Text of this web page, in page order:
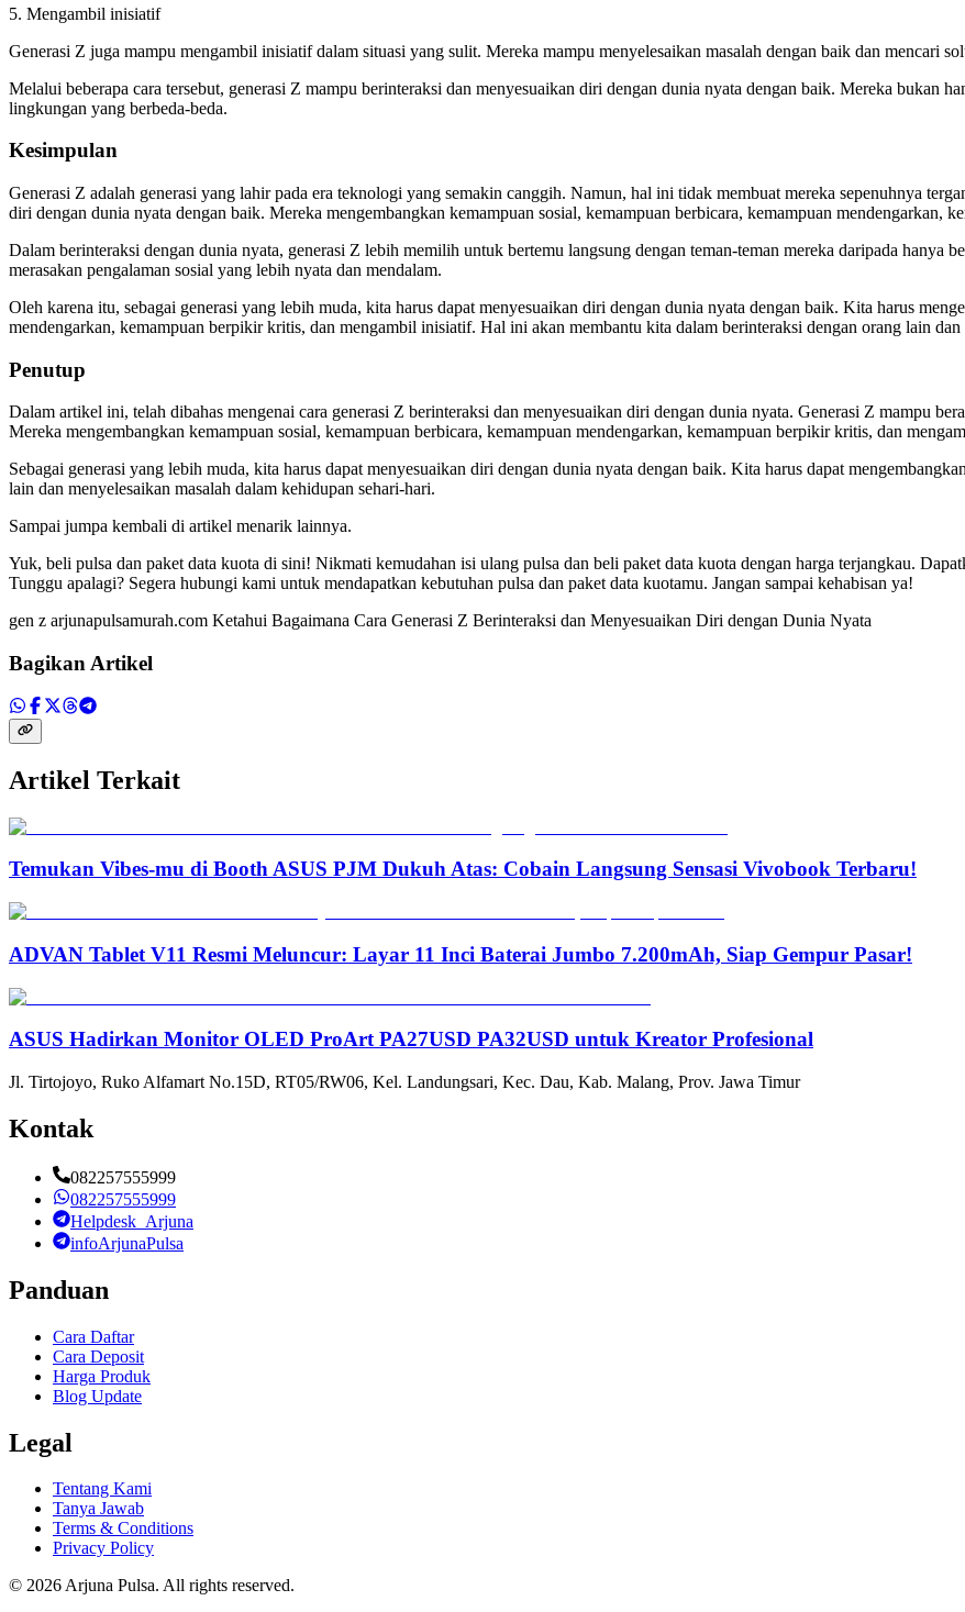
5. Mengambil inisiatif
Generasi Z juga mampu mengambil inisiatif dalam situasi yang sulit. Mereka mampu menyelesaikan masalah dengan baik dan mencari
Melalui beberapa cara tersebut, generasi Z mampu berinteraksi dan menyesuaikan diri dengan dunia nyata dengan baik. Mereka bukan
lingkungan yang berbeda-beda.
Kesimpulan
Generasi Z adalah generasi yang lahir pada era teknologi yang semakin canggih. Namun, hal ini tidak membuat mereka sepenuhnya
diri dengan dunia nyata dengan baik. Mereka mengembangkan kemampuan sosial, kemampuan berbicara, kemampuan mendengarkan,
Dalam berinteraksi dengan dunia nyata, generasi Z lebih memilih untuk bertemu langsung dengan teman-teman mereka daripada hanya
merasakan pengalaman sosial yang lebih nyata dan mendalam.
Oleh karena itu, sebagai generasi yang lebih muda, kita harus dapat menyesuaikan diri dengan dunia nyata dengan baik. Kita harus
mendengarkan, kemampuan berpikir kritis, dan mengambil inisiatif. Hal ini akan membantu kita dalam berinteraksi dengan orang lain
Penutup
Dalam artikel ini, telah dibahas mengenai cara generasi Z berinteraksi dan menyesuaikan diri dengan dunia nyata. Generasi Z mampu
Mereka mengembangkan kemampuan sosial, kemampuan berbicara, kemampuan mendengarkan, kemampuan berpikir kritis, dan
Sebagai generasi yang lebih muda, kita harus dapat menyesuaikan diri dengan dunia nyata dengan baik. Kita harus dapat
lain dan menyelesaikan masalah dalam kehidupan sehari-hari.
Sampai jumpa kembali di artikel menarik lainnya.
Yuk, beli pulsa dan paket data kuota di sini! Nikmati kemudahan isi ulang pulsa dan beli paket data kuota dengan harga terjangkau.
Tunggu apalagi? Segera hubungi kami untuk mendapatkan kebutuhan pulsa dan paket data kuotamu. Jangan sampai kehabisan ya!
gen z arjunapulsamurah.com Ketahui Bagaimana Cara Generasi Z Berinteraksi dan Menyesuaikan Diri dengan Dunia Nyata
Bagikan Artikel
Artikel Terkait
Temukan Vibes-mu di Booth ASUS PJM Dukuh Atas: Cobain Langsung Sensasi Vivobook Terbaru!
ADVAN Tablet V11 Resmi Meluncur: Layar 11 Inci Baterai Jumbo 7.200mAh, Siap Gempur Pasar!
ASUS Hadirkan Monitor OLED ProArt PA27USD PA32USD untuk Kreator Profesional
Jl. Tirtojoyo, Ruko Alfamart No.15D, RT05/RW06, Kel. Landungsari, Kec. Dau, Kab. Malang, Prov. Jawa Timur
Kontak
082257555999
082257555999
Helpdesk_Arjuna
infoArjunaPulsa
Panduan
Cara Daftar
Cara Deposit
Harga Produk
Blog Update
Legal
Tentang Kami
Tanya Jawab
Terms & Conditions
Privacy Policy
© 2026Arjuna Pulsa. All rights reserved.